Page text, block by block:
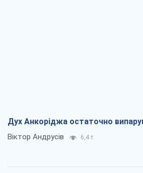
Дух Анкоріджа остаточно
Віктор Андрусів 6,4 т.